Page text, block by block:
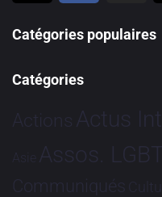
Catégories populaires
Catégories
Actions Actus
Asie Assos.
Communiqués